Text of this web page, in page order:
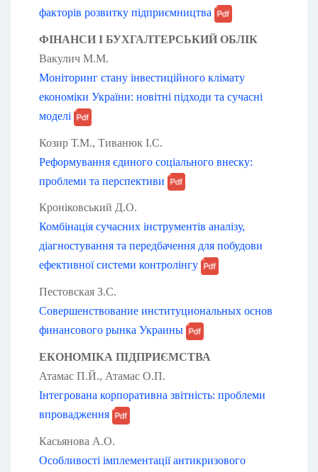
факторів розвитку підприємництва
ФІНАНСИ І БУХГАЛТЕРСЬКИЙ ОБЛІК
Вакулич М.М.
Моніторинг стану інвестиційного клімату
економіки України: новітні підходи та сучасні
моделі
Козир Т.М., Тиванюк І.С.
Реформування єдиного соціального внеску:
проблеми та перспективи
Кроніковський Д.О.
Комбінація сучасних інструментів аналізу,
діагностування та передбачення для побудови
ефективної системи контролінгу
Пестовская З.С.
Совершенствование институциональных основ
финансового рынка Украины
ЕКОНОМІКА ПІДПРИЄМСТВА
Атамас П.Й., Атамас О.П.
Інтегрована корпоративна звітність: проблеми
впровадження
Касьянова А.О.
Особливості імплементації антикризового